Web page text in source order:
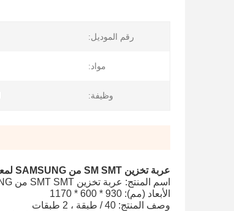
رقم الموديل:
مواد:
وظيفة:
عربة تخزين SM SMT من SAMSUNG لمعدات تجميع Smt Pcb
اسم المنتج: عربة تخزين SMT SMT من SAMSUNG
الأبعاد (مم): 930 * 600 * 1170
وصف المنتج: 40 / طبقة ، 2 طبقات